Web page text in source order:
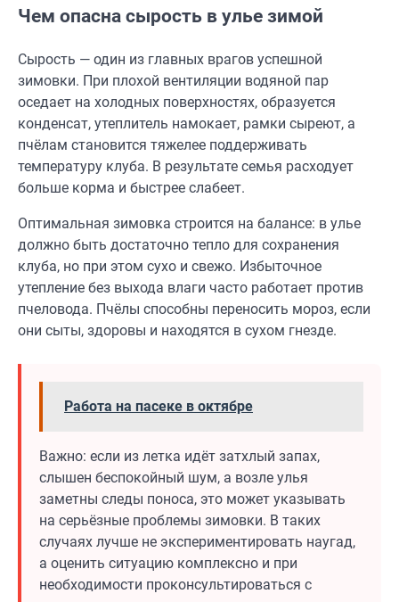
Чем опасна сырость в улье зимой
Сырость — один из главных врагов успешной
зимовки. При плохой вентиляции водяной пар
оседает на холодных поверхностях, образуется
конденсат, утеплитель намокает, рамки сыреют, а
пчёлам становится тяжелее поддерживать
температуру клуба. В результате семья расходует
больше корма и быстрее слабеет.
Оптимальная зимовка строится на балансе: в улье
должно быть достаточно тепло для сохранения
клуба, но при этом сухо и свежо. Избыточное
утепление без выхода влаги часто работает против
пчеловода. Пчёлы способны переносить мороз, если
они сыты, здоровы и находятся в сухом гнезде.
Работа на пасеке в октябре
Важно: если из летка идёт затхлый запах,
слышен беспокойный шум, а возле улья
заметны следы поноса, это может указывать
на серьёзные проблемы зимовки. В таких
случаях лучше не экспериментировать наугад,
а оценить ситуацию комплексно и при
необходимости проконсультироваться с